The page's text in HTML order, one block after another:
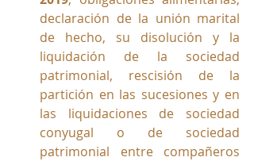
declaración de la unión marital
de hecho, su disolución y la
liquidación de la sociedad
patrimonial, rescisión de la
partición en las sucesiones y en
las liquidaciones de sociedad
conyugal o de sociedad
patrimonial entre compañeros